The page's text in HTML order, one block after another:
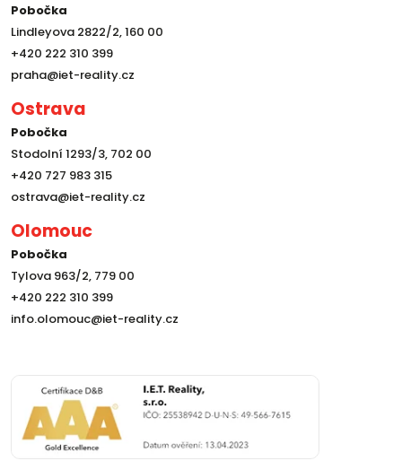
Pobočka
Lindleyova 2822/2, 160 00
+420 222 310 399
praha@iet-reality.cz
Ostrava
Pobočka
Stodolní 1293/3, 702 00
+420 727 983 315
ostrava@iet-reality.cz
Olomouc
Pobočka
Tylova 963/2, 779 00
+420 222 310 399
info.olomouc@iet-reality.cz